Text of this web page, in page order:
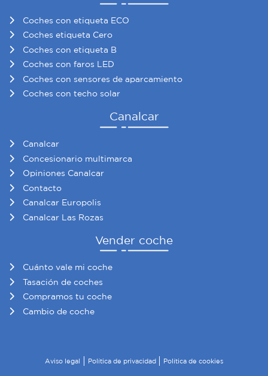
Coches con etiqueta ECO
Coches etiqueta Cero
Coches con etiqueta B
Coches con faros LED
Coches con sensores de aparcamiento
Coches con techo solar
Canalcar
Canalcar
Concesionario multimarca
Opiniones Canalcar
Contacto
Canalcar Europolis
Canalcar Las Rozas
Vender coche
Cuánto vale mi coche
Tasación de coches
Compramos tu coche
Cambio de coche
Aviso legal Política de privacidad Política de cookies